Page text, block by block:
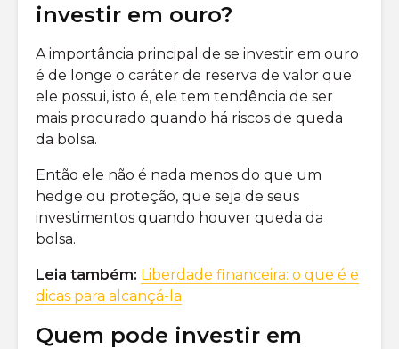
investir em ouro?
A importância principal de se investir em ouro
é de longe o caráter de reserva de valor que
ele possui, isto é, ele tem tendência de ser
mais procurado quando há riscos de queda
da bolsa.
Então ele não é nada menos do que um
hedge ou proteção, que seja de seus
investimentos quando houver queda da
bolsa.
Leia também: Liberdade financeira: o que é e
dicas para alcançá-la
Quem pode investir em